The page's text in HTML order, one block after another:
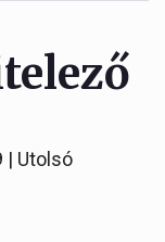
| Utolsó